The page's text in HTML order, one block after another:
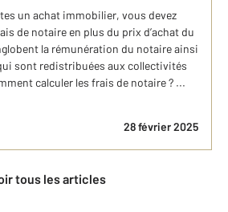
un achat immobilier, vous devez
de notaire en plus du prix d’achat du
la rémunération du notaire ainsi
sont redistribuées aux collectivités
calculer les frais de notaire ? ...
28 février 2025
tous les articles